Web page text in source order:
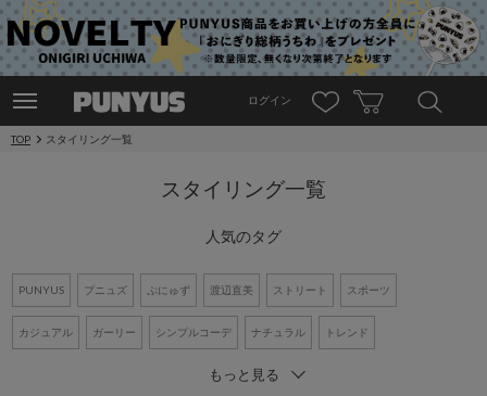
ログイン
TOP スタイリング一覧
スタイリング一覧
人気のタグ
PUNYUS プニュズ ぷにゅず 渡辺直美 ストリート スポーツ
カジュアル ガーリー シンプルコーデ ナチュラル トレンド
再入荷アイテム
もっと見る